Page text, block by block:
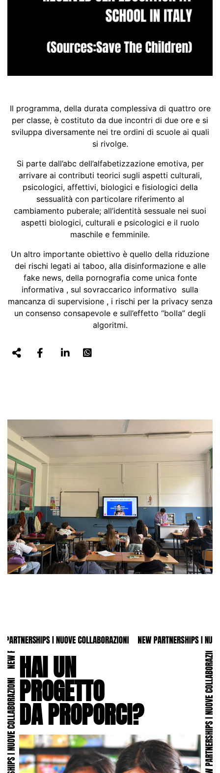
Il programma, della durata complessiva di quattro ore
per classe, è costituto da due incontri di due ore e si
sviluppa diversamente nei tre ordini di scuole ai quali
si rivolge.
Si parte dall’abc dell’alfabetizzazione emotiva, per
arrivare ai contributi teorici sugli aspetti culturali,
psicologici, affettivi, biologici e fisiologici della
sessualità con particolare riferimento al
cambiamento puberale; all’identità sessuale nei suoi
aspetti biologici, culturali e psicologici e il ruolo
maschile e femminile.
Un altro importante obiettivo è quello della riduzione
dei rischi legati ai taboo, alla disinformazione e alle
fake news, della pornografia come unica fonte
informativa , sul sovraccarico informativo sulla
mancanza di supervisione , i rischi per la privacy senza
un consenso consapevole e sull’effetto “bolla” degli
algoritmi.
HAI UN
PROGETTO
DA PROPORCI?